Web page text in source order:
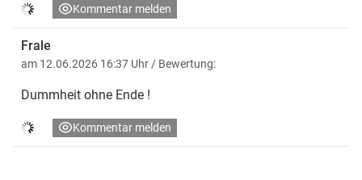
Kommentar melden
Frale
am 12.06.2026 16:37 Uhr / Bewertung:
Dummheit ohne Ende !
Kommentar melden